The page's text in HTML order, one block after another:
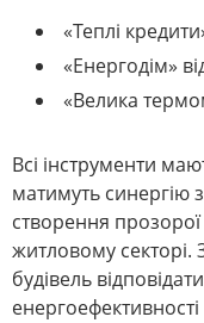
«Теплі
«Енергодім»
«Велика
Всі інструменти
матимуть синергію
створення
житловому секторі.
будівель